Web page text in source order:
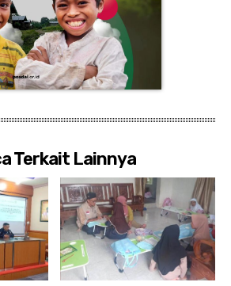
Terkait Lainnya